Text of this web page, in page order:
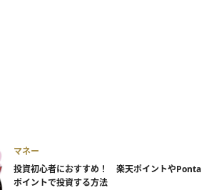
マネー
投資初心者におすすめ！ 楽天ポイントやPonta
ポイントで投資する方法